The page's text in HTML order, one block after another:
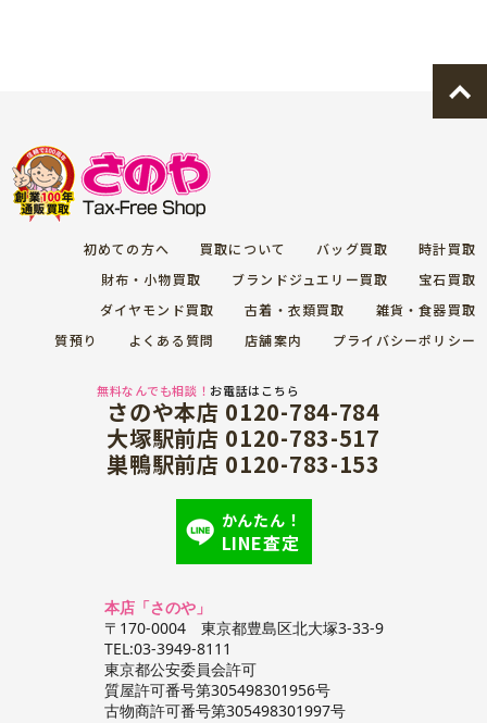
初めての方へ 買取について バッグ買取
時計買取
財布・小物買取
ブランドジュエリー買取
宝石買取
ダイヤモンド買取
古着・衣類買取
雑貨・食器買取
質預り
よくある質問 店舗案内 プライバシーポリシー
無料なんでも相談！お電話はこちら
さのや本店 0120-784-784
大塚駅前店 0120-783-517
巣鴨駅前店 0120-783-153
かんたん！
LINE査定
本店「さのや」
〒170-0004 東京都豊島区北大塚3-33-9
TEL:03-3949-8111
東京都公安委員会許可
質屋許可番号第305498301956号
古物商許可番号第305498301997号